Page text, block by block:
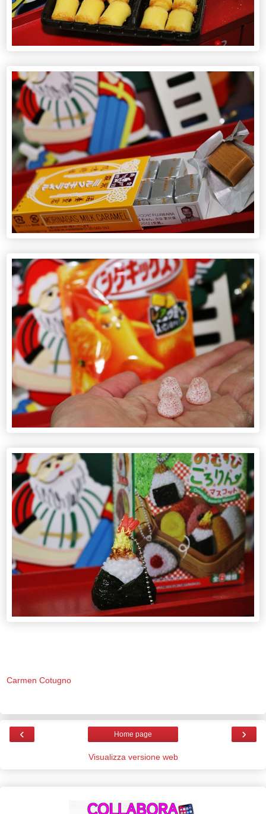
Carmen Cotugno
‹ ›
Home page
Visualizza versione web